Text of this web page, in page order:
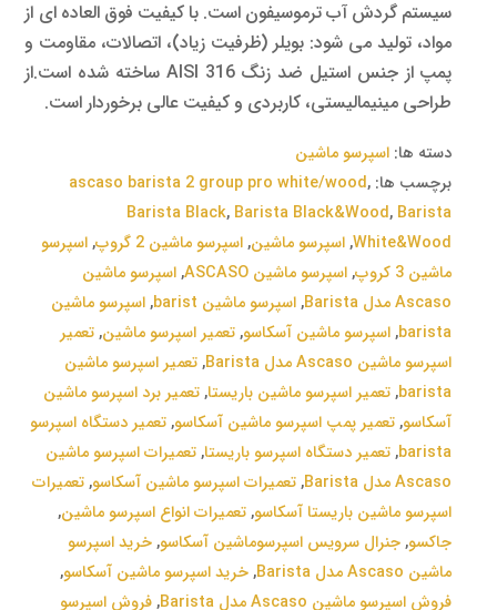
سیستم گردش آب ترموسیفون است. با کیفیت فوق العاده ای از
مواد، تولید می شود: بویلر (ظرفیت زیاد)، اتصالات، مقاومت و
پمپ از جنس استیل ضد زنگ AISI 316 ساخته شده است.از
طراحی مینیمالیستی، کاربردی و کیفیت عالی برخوردار است.
دسته ها: اسپرسو‌ ماشین
برچسب ها:
ascaso barista 2 group pro white/wood ,
Barista Black, Barista Black&Wood , Barista
White&Wood
, اسپرسو ماشین, اسپرسو ماشین 2 گروپ , اسپرسو
ماشین 3 کروپ
, اسپرسو ماشین ASCASO , اسپرسو ماشین
Ascaso مدل Barista
, اسپرسو ماشین barist , اسپرسو ماشین
barista
, اسپرسو ماشین آسکاسو, تعمیر اسپرسو ماشین, تعمیر
اسپرسو ماشین Ascaso مدل Barista
, تعمیر اسپرسو ماشین
barista
, تعمیر اسپرسو ماشین باریستا, تعمیر برد اسپرسو ماشین
آسکاسو, تعمیر پمپ اسپرسو ماشین آسکاسو, تعمیر دستگاه اسپرسو
barista
, تعمیر دستگاه اسپرسو باریستا, تعمیرات اسپرسو ماشین
Ascaso مدل Barista
, تعمیرات اسپرسو ماشین آسکاسو, تعمیرات
اسپرسو ماشین باریستا آسکاسو, تعمیرات انواع اسپرسو ماشین,
جاکسو, جنرال سرویس اسپرسوماشین آسکاسو, خرید اسپرسو
ماشین Ascaso مدل Barista
, خرید اسپرسو ماشین آسکاسو,
فروش اسپرسو ماشین Ascaso مدل Barista
, فروش اسپرسو